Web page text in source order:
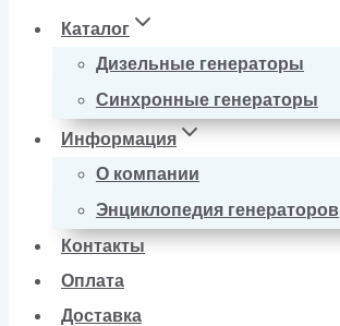
Каталог
Дизельные генераторы
Синхронные генераторы
Информация
О компании
Энциклопедия генераторов
Контакты
Оплата
Доставка